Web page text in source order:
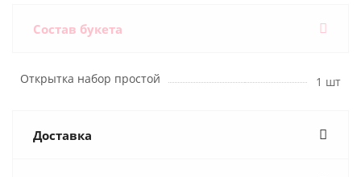
Состав букета
Открытка набор простой 1 шт
Доставка